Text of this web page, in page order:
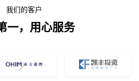
我们的客户
一，用心服务